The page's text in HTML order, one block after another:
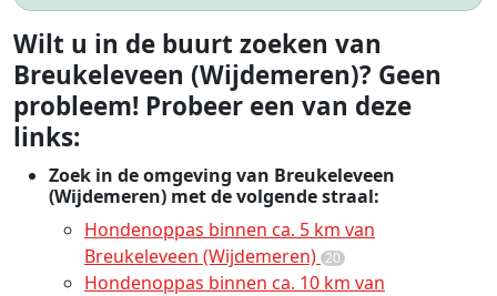
Wilt u in de buurt zoeken van
Breukeleveen (Wijdemeren)? Geen
probleem! Probeer een van deze
links:
Zoek in de omgeving van Breukeleveen
(Wijdemeren) met de volgende straal:
Hondenoppas binnen ca. 5 km van
Breukeleveen (Wijdemeren) 20
Hondenoppas binnen ca. 10 km van